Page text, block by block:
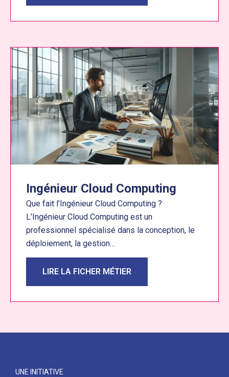
Ingénieur Cloud Computing
Que fait l’Ingénieur Cloud Computing ?
L’Ingénieur Cloud Computing est un
professionnel spécialisé dans la conception, le
déploiement, la gestion…
LIRE LA FICHER MÉTIER
UNE INITIATIVE